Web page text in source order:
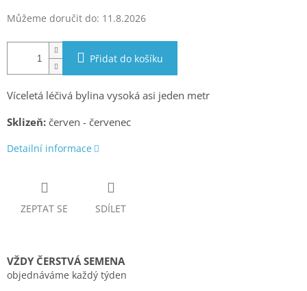
Můžeme doručit do: 11.8.2026
Přidat do košíku
Víceletá léčivá bylina vysoká asi jeden metr
Sklizeň: červen - červenec
Detailní informace
ZEPTAT SE SDÍLET
VŽDY ČERSTVÁ SEMENA
objednáváme každý týden